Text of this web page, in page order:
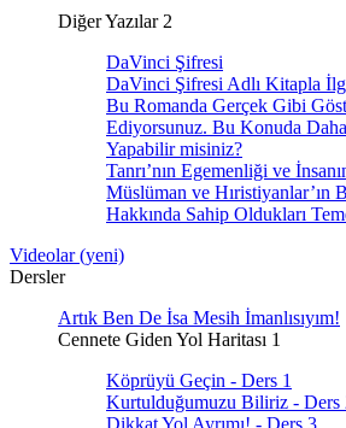
Diğer Yazılar 2
DaVinci Şifresi
DaVinci Şifresi Adlı Kitapla
Bu Romanda Gerçek Gibi
Ediyorsunuz. Bu Konuda
Yapabilir misiniz?
Tanrı’nın Egemenliği ve
Müslüman ve Hıristiyanlar’ın
Hakkında Sahip Oldukları
Videolar (yeni)
Dersler
Artık Ben De İsa Mesih İmanlısıyım!
Cennete Giden Yol Haritası 1
Köprüyü Geçin - Ders 1
Kurtulduğumuzu Biliriz - Ders
Dikkat Yol Ayrımı! - Ders 3